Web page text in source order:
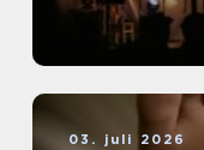
03. juli 2026